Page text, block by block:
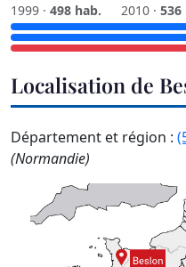
1999 · 498 hab. 2010 · 536
Localisation de
Département et région :
(Normandie)